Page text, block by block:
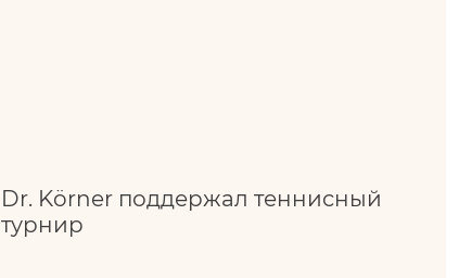
Dr. Körner поддержал теннисный
турнир